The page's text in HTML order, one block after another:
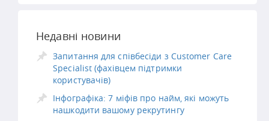
Недавні новини
Запитання для співбесіди з Customer Care
Specialist (фахівцем підтримки
користувачів)
Інфографіка: 7 міфів про найм, які можуть
нашкодити вашому рекрутингу